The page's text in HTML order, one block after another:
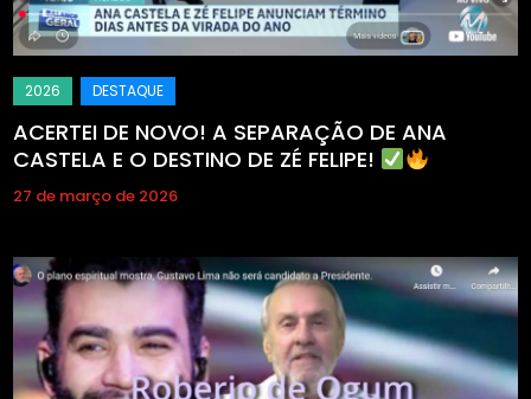
ACERTEI DE NOVO! A SEPARAÇÃO DE ANA
CASTELA E O DESTINO DE ZÉ FELIPE!
27 de março de 2026